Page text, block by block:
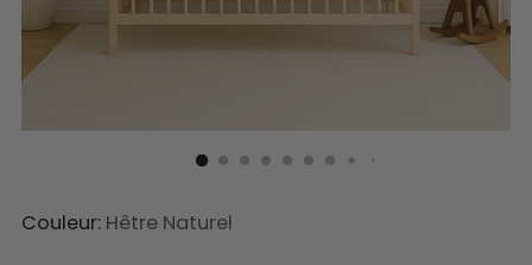
Couleur: Hêtre Naturel